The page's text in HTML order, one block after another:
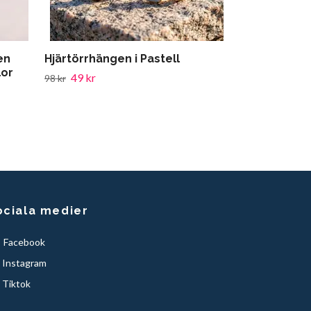
Hjärtörrhängen i Pastell
98 kr 49 kr
medier
Facebook
Instagram
Tiktok